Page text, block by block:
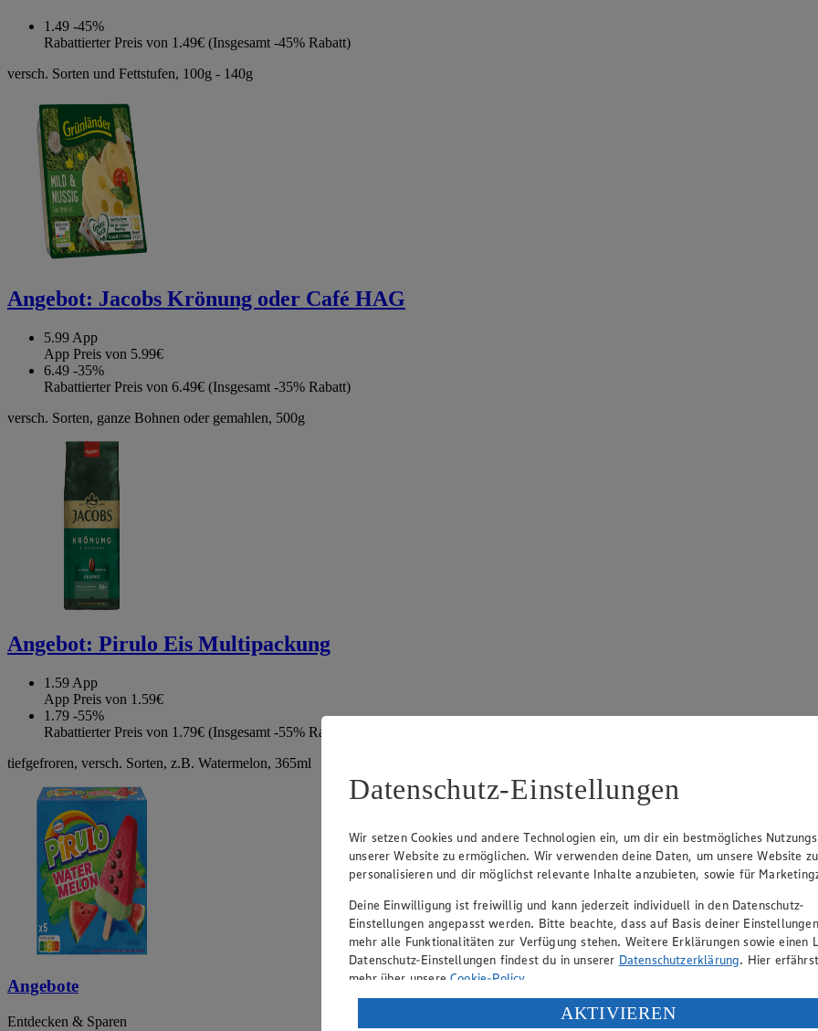
1.49 -45%
Rabattierter Preis von 1.49€ (Insgesamt -45% Rabatt)
versch. Sorten und Fettstufen, 100g - 140g
Angebot: Jacobs Krönung oder Café HAG
5.99 App
App Preis von 5.99€
6.49 -35%
Rabattierter Preis von 6.49€ (Insgesamt -35% Rabatt)
versch. Sorten, ganze Bohnen oder gemahlen, 500g
Angebot: Pirulo Eis Multipackung
1.59 App
App Preis von 1.59€
1.79 -55%
Rabattierter Preis von 1.79€ (Insgesamt -55% Rabatt)
tiefgefroren, versch. Sorten, z.B. Watermelon, 365ml
Angebote
Entdecken & Sparen
Datenschutz-Einstellungen
Wir setzen Cookies und andere Technologien ein, um dir ein bestmögliches
unserer Website zu ermöglichen. Wir verwenden deine Daten, um unsere Website zu
personalisieren und dir möglichst relevante Inhalte anzubieten, sowie für
Deine Einwilligung ist freiwillig und kann jederzeit individuell in den Datenschutz-
Einstellungen angepasst werden. Bitte beachte, dass auf Basis deiner
mehr alle Funktionalitäten zur Verfügung stehen. Weitere Erklärungen sowie einen
Datenschutz-Einstellungen findest du in unserer Datenschutzerklärung. Hier
mehr über unsereCookie-Policy.
Verarbeitung deiner personenbezogenen Daten in den USA durch Facebook und
AKTIVIEREN